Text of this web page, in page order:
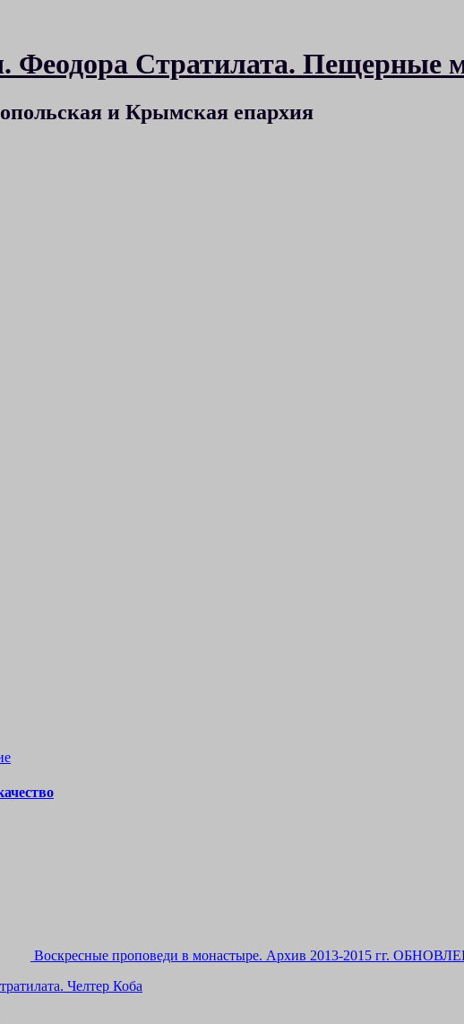
Феодора Стратилата.
и Крымская епархия
Воскресные проповеди в монастыре. Архив 2013-2015 гг.